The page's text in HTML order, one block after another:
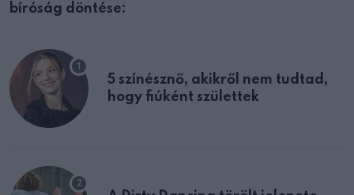
bíróság döntése:
5 színésznő, akikről nem tudtad,
hogy fiúként születtek